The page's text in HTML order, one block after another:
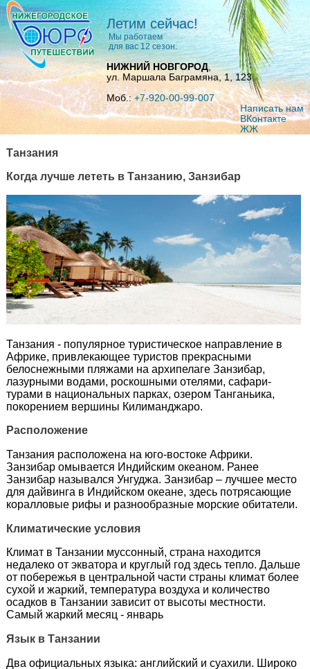
Летим сейчас!
Мы работаем
для вас 12 сезон.
НИЖНИЙ НОВГОРОД,
ул. Маршала Баграмяна, 1, 123
Моб.:+7-920-00-99-007
Написать нам
ВКoнтакте
ЖЖ
Танзания
Когда лучше лететь в Танзанию, Занзибар
Танзания - популярное туристическое направление в
Африке, привлекающее туристов прекрасными
белоснежными пляжами на архипелаге Занзибар,
лазурными водами, роскошными отелями, сафари-
турами в национальных парках, озером Танганьика,
покорением вершины Килиманджаро.
Расположение
Танзания расположена на юго-востоке Африки.
Занзибар омывается Индийским океаном. Ранее
Занзибар назывался Унгуджа. Занзибар – лучшее место
для дайвинга в Индийском океане, здесь потрясающие
коралловые рифы и разнообразные морские обитатели.
Климатические условия
Климат в Танзании муссонный, страна находится
недалеко от экватора и круглый год здесь тепло. Дальше
от побережья в центральной части страны климат более
сухой и жаркий, температура воздуха и количество
осадков в Танзании зависит от высоты местности.
Самый жаркий месяц - январь
Язык в Танзании
Два официальных языка: английский и суахили. Широко